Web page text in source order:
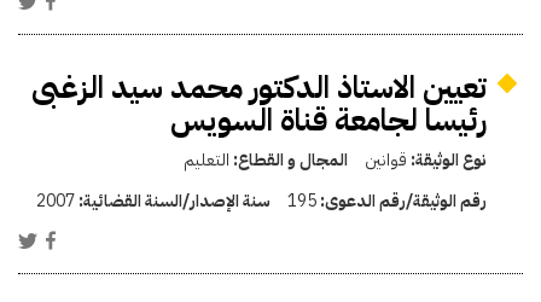
تعيين الاستاذ الدكتور محمد سيد الزغبى
رئيسا لجامعة قناة السويس
نوع الوثيقة: قوانين المجال و القطاع: التعليم
رقم الوثيقة/رقم الدعوى:195 سنة الإصدار/السنة القضائية:2007